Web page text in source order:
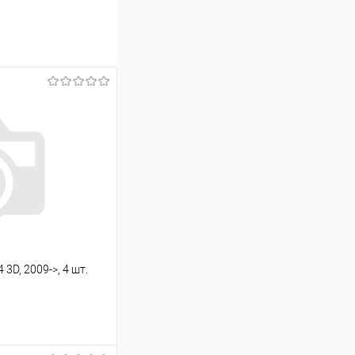
3D, 2009->, 4 шт.